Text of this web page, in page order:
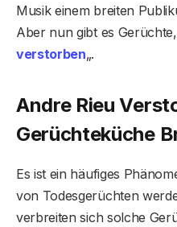
Musik einem breiten
Aber nun gibt es
verstorben„.
Andre Rieu
Gerüchteküche
Es ist ein häufiges
von Todesgerüchten
verbreiten sich solche